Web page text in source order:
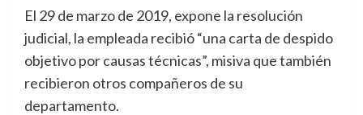
El 29 de marzo de 2019, expone la resolución
judicial, la empleada recibió “una carta de despido
objetivo por causas técnicas”, misiva que también
recibieron otros compañeros de su
departamento.